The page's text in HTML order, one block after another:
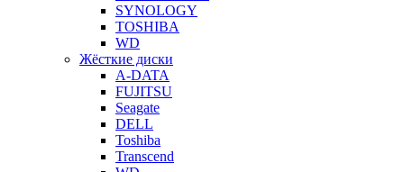
SYNOLOGY
TOSHIBA
WD
Жёсткие диски
A-DATA
FUJITSU
Seagate
DELL
Toshiba
Transcend